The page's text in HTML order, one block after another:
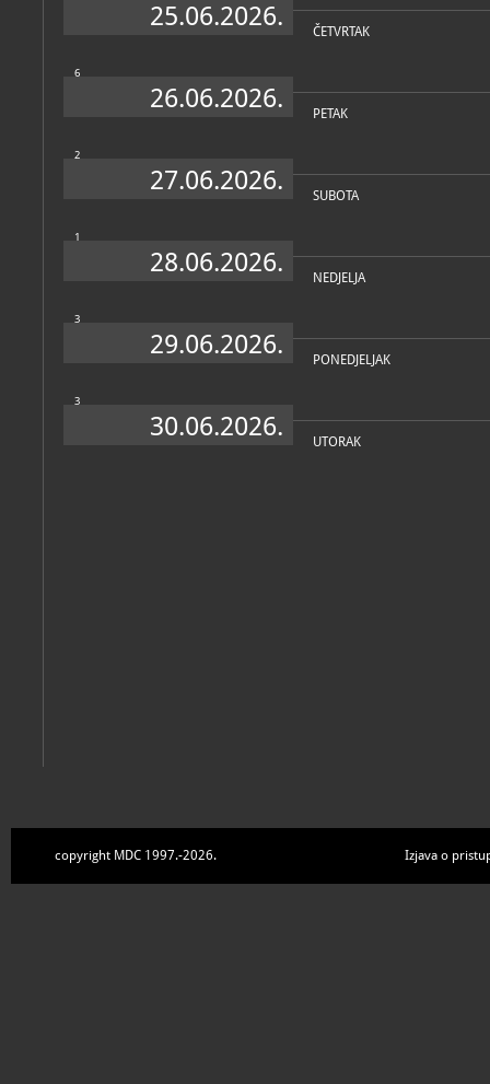
25.06.2026. ČETVRTAK
6
26.06.2026. PETAK
2
27.06.2026. SUBOTA
1
28.06.2026. NEDJELJA
3
29.06.2026. PONEDJELJAK
3
30.06.2026. UTORAK
copyright MDC 1997.-2026. Izjava o